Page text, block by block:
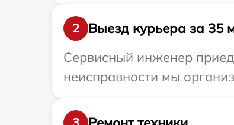
2
Выезд курьера за 35
Сервисный инженер
неисправности мы